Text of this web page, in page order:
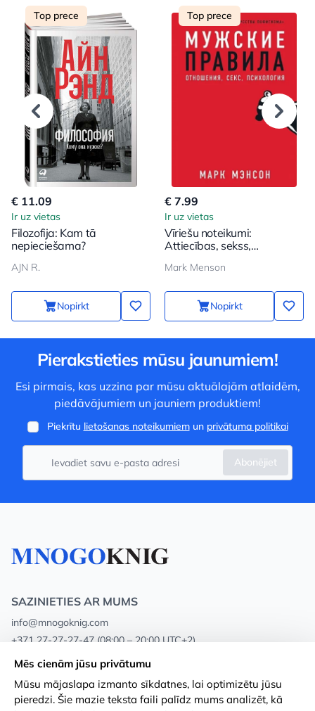
Top prece
€ 11.09
Ir uz vietas
Filozofija: Kam tā
nepieciešama?
AJN R.
Nopirkt
Top prece
€ 7.99
Ir uz vietas
Vīriešu noteikumi:
Attiecības, sekss,
Mark Menson
Nopirkt
Pierakstieties mūsu jaunumiem!
Esi pirmais, kas uzzina par mūsu aktuālajām atlaidēm,
piedāvājumiem un jauniem produktiem!
Piekrītu lietošanas noteikumiemun privātuma politikai
Abonējiet
SAZINIETIES AR MUMS
info@mnogoknig.com
+371 27-27-27-47 (08:00 – 20:00 UTC+2)
Rīga, Augusta Deglava 69d, LV-1082
Par mums Privātuma politika
Mēs cienām jūsu privātumu
Mūsu mājaslapa izmanto sīkdatnes, lai optimizētu jūsu
pieredzi. Šie mazie teksta faili palīdz mums analizēt, kā